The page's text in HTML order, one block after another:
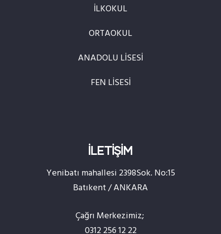
İLKOKUL
ORTAOKUL
ANADOLU LİSESİ
FEN LİSESİ
İLETİŞİM
Yenibatı mahallesi 2398Sok. No:15
Batıkent / ANKARA
Çağrı Merkezimiz;
0312 256 12 22